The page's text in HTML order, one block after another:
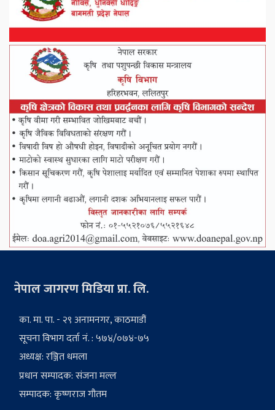
नेपाल जागरण मिडिया प्रा. लि.
का. मा. पा. - २९ अनामनगर, काठमाडौं
सूचना विभाग दर्ता नं. : ५७४/०७४-७५
अध्यक्ष: रञ्जित धमला
प्रधान सम्पादक: संजना मल्ल
सम्पादक: कृष्णराज गौतम